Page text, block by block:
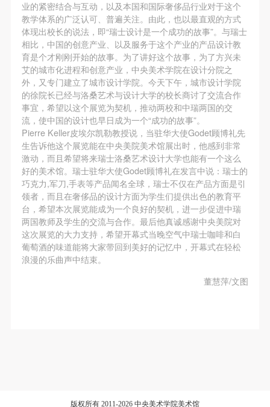
业的紧密结合与互动，以及本国和国际奢侈品行业对于这个
教学体系的广泛认可、普遍关注。由此，也以最直观的方式
体现出校长的说法，即“瑞士设计是一个成功的故事”。与瑞士
相比，中国的创意产业、以及服务于这个产业的产品设计教
育是个才刚刚开始的故事。为了讲好这个故事，为了方兴未
艾的城市化进程和创意产业，中央美术学院在设计分院之
外，又专门建立了城市设计学院。今天下午，城市设计学院
的徐院长已经与洛桑艺术与设计大学的校长商讨了交流合作
事宜，希望以这个展览为契机，推动两校和中瑞两国的交
流，使中国的设计也早日成为一个“成功的故事”。
Pierre Keller皮埃尔凯勒教授说，当驻华大使Godet顾博礼先
生告诉他这个展览能在中央美院美术馆展出时，他感到非常
激动，而且希望将来瑞士洛桑艺术设计大学也能有一个这么
好的美术馆。瑞士驻华大使Godet顾博礼在发言中说：瑞士的
巧克力,军刀,手表等产品闻名全球，瑞士不仅在产品方面是引
领者，而且在奢侈品的设计方面为学生们提供出色的教育平
台，希望本次展览能成为一个良好的契机，进一步促进中瑞
两国教师及学生的交流与合作。最后他真诚感谢中央美院对
这次展览的大力支持，希望开幕式当晚空气中瑞士咖啡和白
葡萄酒的味道能将大家带回到美好的记忆中，开幕式在轻松
浪漫的乐曲声中结束。
董慧萍/文图
衍生品的安全。活动中一旦因个人原因造成美术馆场
地、空间、艺术品、衍生品等受到不同程度的损失、
破坏。活动中任何非事故当事人及美术馆将不承担相
应的责任与损失，应由参与活动者根据相应的法律条
文、组织规定进行协商和赔偿。并追究相应的法律责
任和经济责任。
第六条
参与活动者在参与活动时应当在美术馆工作人员及活
动导师、教师指导下进行，并正确的使用活动中所涉
及到的绘画工具、创作材料及配套设备、设施，若参
与者因个人原因在使用相应绘画工具、创作材料及配
套设备、设施造成个人受伤、伤害他人及造成相应工
具、材料、设备或设施的故障或损坏。参与活动者应
当承当相应的全部责任，并主动赔偿相应的经济损
失。活动中任何非事故当事人及美术馆将不承担人身
事故的任何责任。
衍生品的安全。活动中一旦因个人原因造成美术馆场
地、空间、艺术品、衍生品等受到不同程度的损失、
破坏。活动中任何非事故当事人及美术馆将不承担相
应的责任与损失，应由参与活动者根据相应的法律条
文、组织规定进行协商和赔偿。并追究相应的法律责
任和经济责任。
第六条
参与活动者在参与活动时应当在美术馆工作人员及活
动导师、教师指导下进行，并正确的使用活动中所涉
及到的绘画工具、创作材料及配套设备、设施，若参
与者因个人原因在使用相应绘画工具、创作材料及配
套设备、设施造成个人受伤、伤害他人及造成相应工
具、材料、设备或设施的故障或损坏。参与活动者应
当承当相应的全部责任，并主动赔偿相应的经济损
失。活动中任何非事故当事人及美术馆将不承担人身
事故的任何责任。
衍生品的安全。活动中一旦因个人原因造成美术馆场
地、空间、艺术品、衍生品等受到不同程度的损失、
破坏。活动中任何非事故当事人及美术馆将不承担相
应的责任与损失，应由参与活动者根据相应的法律条
文、组织规定进行协商和赔偿。并追究相应的法律责
任和经济责任。
第六条
参与活动者在参与活动时应当在美术馆工作人员及活
动导师、教师指导下进行，并正确的使用活动中所涉
及到的绘画工具、创作材料及配套设备、设施，若参
与者因个人原因在使用相应绘画工具、创作材料及配
套设备、设施造成个人受伤、伤害他人及造成相应工
具、材料、设备或设施的故障或损坏。参与活动者应
当承当相应的全部责任，并主动赔偿相应的经济损
失。活动中任何非事故当事人及美术馆将不承担人身
事故的任何责任。
版权所有 2011-2026 中央美术学院美术馆